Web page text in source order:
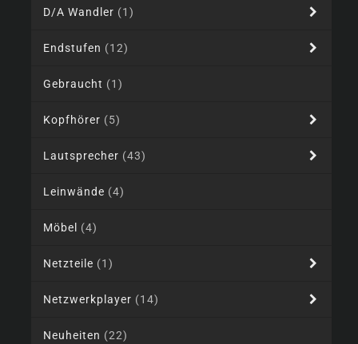
D/A Wandler (1)
Endstufen (12)
Gebraucht (1)
Kopfhörer (5)
Lautsprecher (43)
Leinwände (4)
Möbel (4)
Netzteile (1)
Netzwerkplayer (14)
Neuheiten (22)